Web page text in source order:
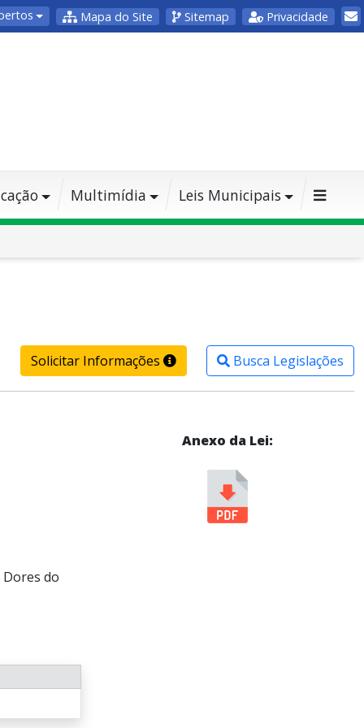
Mapa do Site Sitemap Privacidade
Multimídia Leis Municipais
Busca Legislações
Solicitar Informações
do
Anexo da Lei: